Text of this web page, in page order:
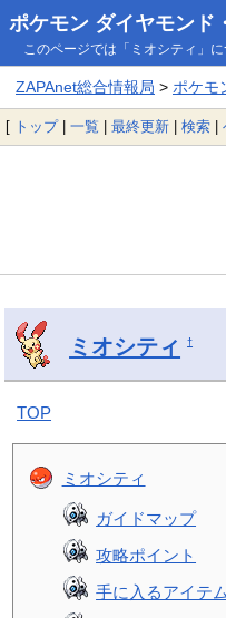
ポケモン ダイヤモンド
このページでは「ミオシティ」
ZAPAnet総合情報局 > ポケモ
[ トップ| 一覧 | 最終更新 | 検索 |
ミオシティ †
TOP
ミオシティ
ガイドマップ
攻略ポイント
手に入るアイテ